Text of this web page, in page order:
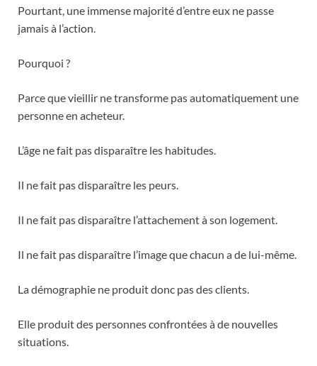
Pourtant, une immense majorité d’entre eux ne passe
jamais à l’action.
Pourquoi ?
Parce que vieillir ne transforme pas automatiquement une
personne en acheteur.
L’âge ne fait pas disparaître les habitudes.
Il ne fait pas disparaître les peurs.
Il ne fait pas disparaître l’attachement à son logement.
Il ne fait pas disparaître l’image que chacun a de lui-même.
La démographie ne produit donc pas des clients.
Elle produit des personnes confrontées à de nouvelles
situations.